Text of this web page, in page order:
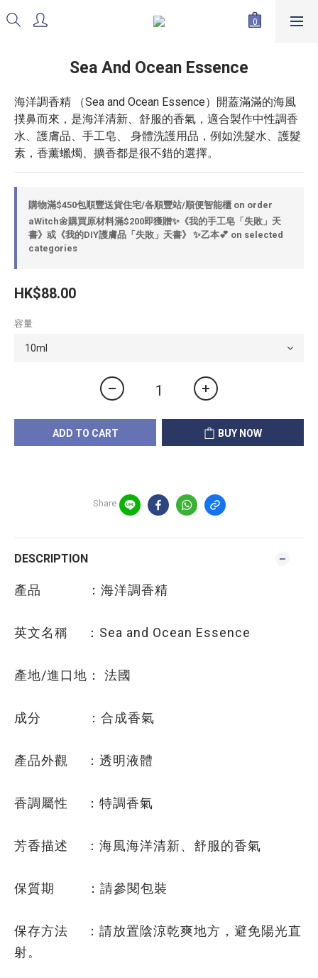
Sea And Ocean Essence
海洋調香精 （Sea and Ocean Essence）開蓋滿滿的海風
撲鼻而來，是海洋清新、舒服的香氣，適合製作中性調香
水、護膚品、手工皂、 身體洗護用品，例如洗髮水、護髮
素，香薰蠟燭、擴香都是很不錯的選擇。
購物滿$450包順豐送貨住宅/各順豐站/順便智能櫃 on order
aWitch🌼購買原材料滿$200即獲贈✨《我的手工皂「失敗」天
書》或《我的DIY護膚品「失敗」天書》 ✨乙本💕 on selected
categories
HK$88.00
容量
ADD TO CART BUY NOW
Share
DESCRIPTION
產品 ：海洋調香精
英文名稱 ：Sea and Ocean Essence
產地/進口地： 法國
成分 ：合成香氣
產品外觀 ：透明液體
香調屬性 ：特調香氣
芳香描述 ：海風海洋清新、舒服的香氣
保質期 ：請參閱包裝
保存方法 ：請放置陰涼乾爽地方，避免陽光直
射。